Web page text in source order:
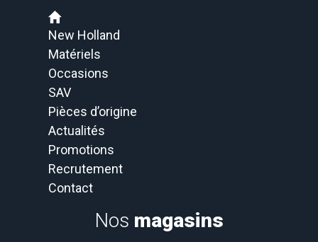
New Holland
Matériels
Occasions
SAV
Pièces d’origine
Actualités
Promotions
Recrutement
Contact
Nos magasins